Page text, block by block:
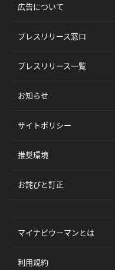
広告について
プレスリリース窓口
プレスリリース一覧
お知らせ
サイトポリシー
推奨環境
お詫びと訂正
マイナビウーマンとは
利用規約